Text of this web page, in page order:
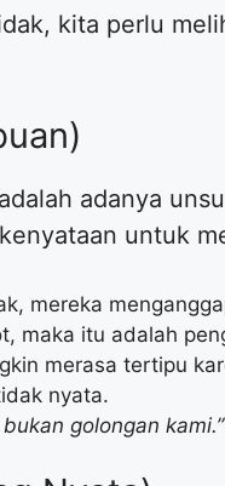
kita perlu
adalah adanya
untuk
mereka
maka itu adalah
merasa tertipu
nyata.
golongan kami.”